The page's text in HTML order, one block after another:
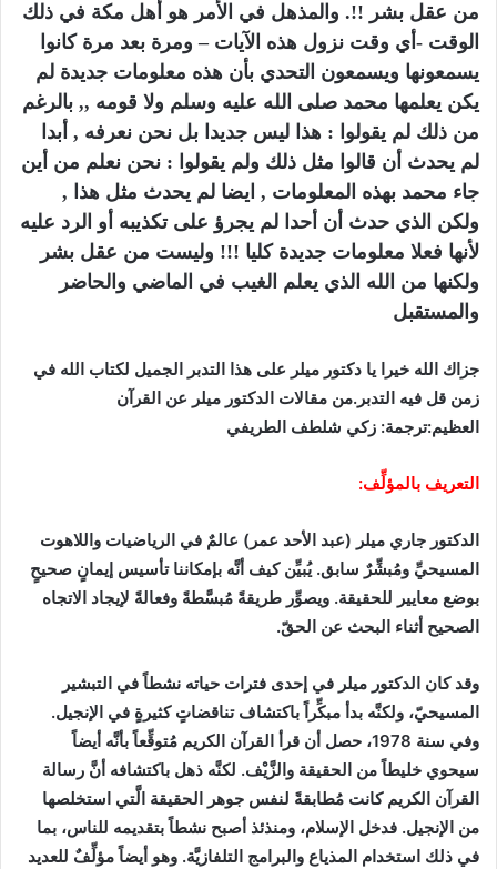
من عقل بشر !!. والمذهل في الأمر هو أهل مكة في ذلك
الوقت -أي وقت نزول هذه الآيات – ومرة بعد مرة كانوا
يسمعونها ويسمعون التحدي بأن هذه معلومات جديدة لم
يكن يعلمها محمد صلى الله عليه وسلم ولا قومه ,, بالرغم
من ذلك لم يقولوا : هذا ليس جديدا بل نحن نعرفه , أبدا
لم يحدث أن قالوا مثل ذلك ولم يقولوا : نحن نعلم من أين
جاء محمد بهذه المعلومات , ايضا لم يحدث مثل هذا ,
ولكن الذي حدث أن أحدا لم يجرؤ على تكذيبه أو الرد عليه
لأنها فعلا معلومات جديدة كليا !!! وليست من عقل بشر
ولكنها من الله الذي يعلم الغيب في الماضي والحاضر
والمستقبل
جزاك الله خيرا يا دكتور ميلر على هذا التدبر الجميل لكتاب الله في
زمن قل فيه التدبر.من مقالات الدكتور ميلر عن القرآن
العظيم:ترجمة: زكي شلطف الطريفي
التعريف بالمؤلِّف:
الدكتور جاري ميلر (عبد الأحد عمر) عالمٌ في الرياضيات واللاهوت
المسيحيِّ ومُبشِّرٌ سابق. يُبيِّن كيف أنَّه بإمكاننا تأسيس إيمانٍ صحيحٍ
بوضع معايير للحقيقة. ويصوِّر طريقةً مُبسَّطةً وفعالةً لإيجاد الاتجاه
الصحيح أثناء البحث عن الحقّ.
وقد كان الدكتور ميلر في إحدى فترات حياته نشطاً في التبشير
المسيحيّ، ولكنَّه بدأ مبكِّراً باكتشاف تناقضاتٍ كثيرةٍ في الإنجيل.
وفي سنة 1978، حصل أن قرأ القرآن الكريم مُتوقِّعاً بأنَّه أيضاً
سيحوي خليطاً من الحقيقة والزَّيْف. لكنَّه ذهل باكتشافه أنَّ رسالة
القرآن الكريم كانت مُطابقةً لنفس جوهر الحقيقة الَّتي استخلصها
من الإنجيل. فدخل الإسلام، ومنذئذ أصبح نشطاً بتقديمه للناس، بما
في ذلك استخدام المذياع والبرامج التلفازيَّة. وهو أيضاً مؤلِّفٌ للعديد